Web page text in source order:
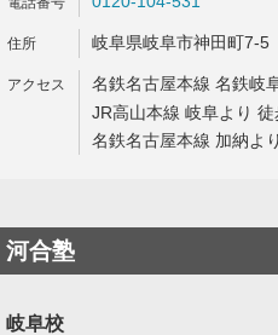
岐阜県岐阜市神田町7-5
名鉄名古屋本線 名鉄岐
JR高山本線 岐阜より
名鉄名古屋本線 加納よ
河合塾
岐阜校